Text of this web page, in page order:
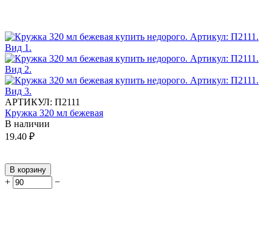
АРТИКУЛ: П2111
Кружка 320 мл бежевая
В наличии
19.40 ₽
В корзину
+ −